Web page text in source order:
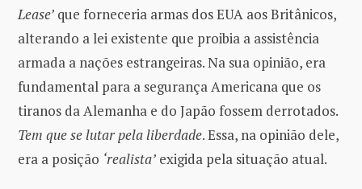
Lease’ que forneceria armas dos EUA aos Britânicos,
alterando a lei existente que proibia a assistência
armada a nações estrangeiras. Na sua opinião, era
fundamental para a segurança Americana que os
tiranos da Alemanha e do Japão fossem derrotados.
Tem que se lutar pela liberdade. Essa, na opinião dele,
era a posição ‘realista’ exigida pela situação atual.